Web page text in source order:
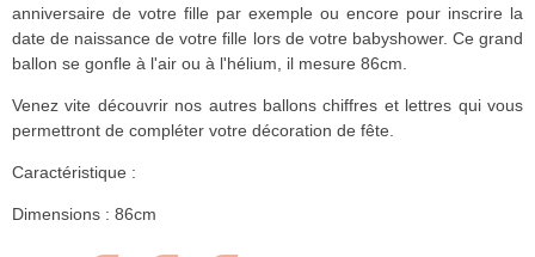
anniversaire de votre fille par exemple ou encore pour inscrire la
date de naissance de votre fille lors de votre babyshower. Ce grand
ballon se gonfle à l'air ou à l'hélium, il mesure 86cm.
Venez vite découvrir nos autres ballons chiffres et lettres qui vous
permettront de compléter votre décoration de fête.
Caractéristique :
Dimensions : 86cm